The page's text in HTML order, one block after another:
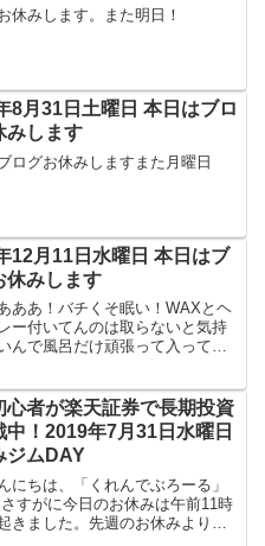
休みします。また明日！
8月31日土曜日 本日はブロ
みします
ログお休みしますまた月曜日
12月11日水曜日 本日はブ
休みします
ああ！バチくそ眠い！WAXとヘ
ー付いてんのは取らないと気持
んで風呂だけ頑張って入っても
心者が楽天証券で長期投資
中！2019年7月31日水曜日
ジムDAY
にちは、「くれんでぶろーる」
すがに今日のお休みは午前11時
きました。先週のお休みよりも